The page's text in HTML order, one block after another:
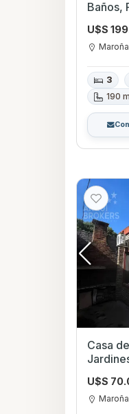
Baños,
U$S
3
190
Casa de
U$S